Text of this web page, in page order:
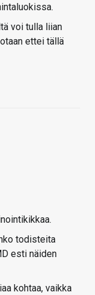
voi tulla liian
ettei tällä
todisteita
esti näiden
kohtaa, vaikka